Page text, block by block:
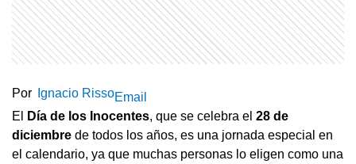
Por Ignacio RissoEmail
El
Día de los Inocentes, que se celebra el 28 de
diciembre de todos los años, es una jornada especial en
el calendario, ya que muchas personas lo eligen como una